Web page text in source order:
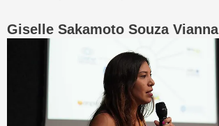
Giselle Sakamoto Souza Vianna